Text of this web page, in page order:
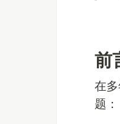
前
在
题：